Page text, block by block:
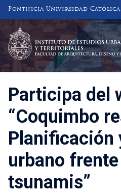
Pontificia Universidad Católica
INSTITUTO DE
Y TERRITORIALES
FACULTAD DE ARQUITECTURA,
Participa del
“Coquimbo
Planificación
urbano
tsunamis”